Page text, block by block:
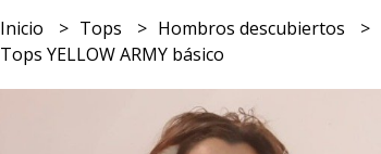
Inicio Tops
Hombros descubiertos
Tops YELLOW ARMY básico